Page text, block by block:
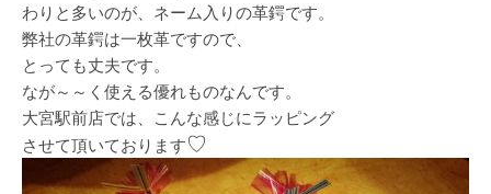
わりと多いのが、ネーム入りの革鍔です。
弊社の革鍔は一枚革ですので、
とっても丈夫です。
なが～～く使える優れものなんです。
大宮駅前店では、こんな感じにラッピング
させて頂いております♡